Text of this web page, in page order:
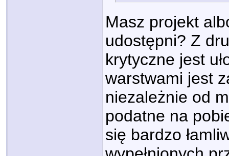
Masz projekt
udostępni? Z
krytyczne jest
warstwami jest
niezależnie od
podatne na
się bardzo